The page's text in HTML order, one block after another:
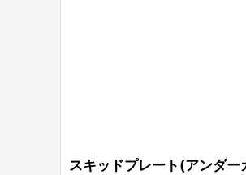
スキッドプレート(アンダ